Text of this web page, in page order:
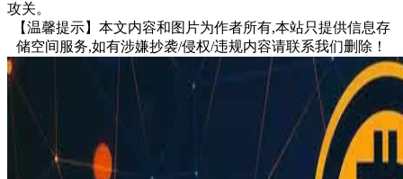
攻关。
【温馨提示】本文内容和图片为作者所有,本站只提供信息存
储空间服务,如有涉嫌抄袭/侵权/违规内容请联系我们删除！